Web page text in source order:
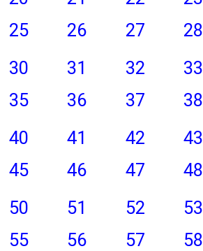
25
26 27 28
30
31 32 33
35
36 37 38
40
41 42 43
45
46 47 48
50
51 52 53
55
56 57 58